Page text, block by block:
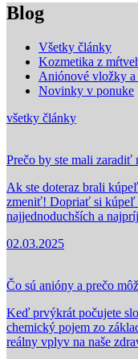
Blog
Všetky články
Kozmetika z
Aniónové vložky a
Novinky v ponuke
všetky články
Prečo by ste mali
Ak ste doteraz brali
zmeniť! Dopriať si kúpeľ
najjednoduchších a
02.03.2025
Čo sú anióny a prečo
Keď prvýkrát počujete
chemický pojem zo
reálny vplyv na naše